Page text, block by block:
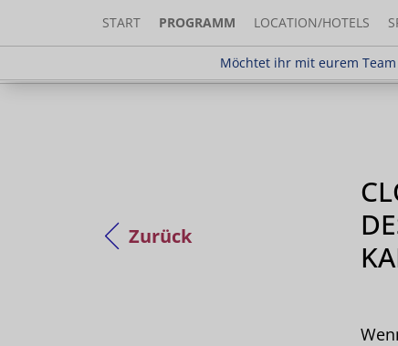
START PROGRAMM LOCATION/HOTELS
Möchtet ihr mit eurem
Möchtet ihr mit eurem Team
Zurück